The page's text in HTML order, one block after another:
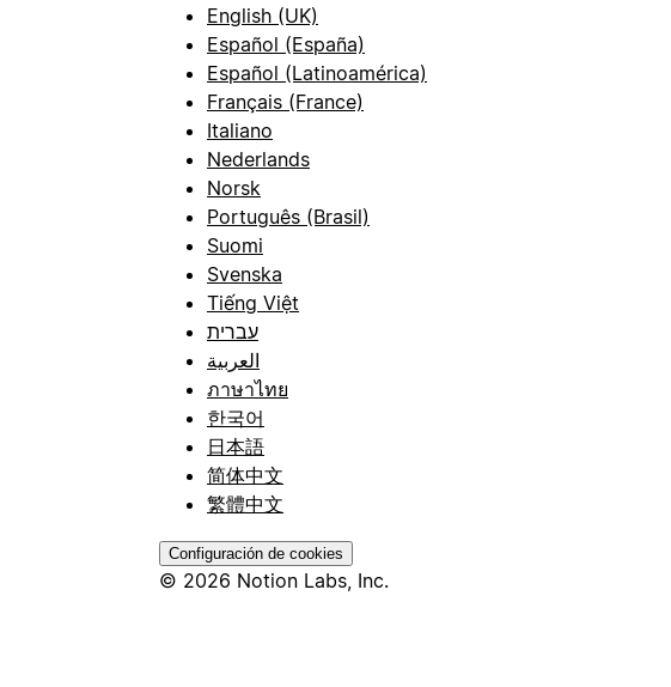
English (UK)
Español (España)
Español (Latinoamérica)
Français (France)
Italiano
Nederlands
Norsk
Português (Brasil)
Suomi
Svenska
Tiếng Việt
עברית
العربية
ภาษาไทย
한국어
日本語
简体中文
繁體中文
Configuración de cookies
© 2026 Notion Labs, Inc.